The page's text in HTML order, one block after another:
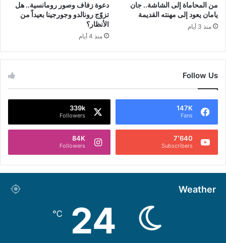
من المحاماة إلى الشاشة.. جان
يامان يعود إلى مهنته القديمة
منذ 3 أيام
دعوة زفاف وصور رومانسية.. هل
تزوّج رونالدو وجورجينا بعيداً من
الأنظار؟
منذ 4 أيام
Follow Us
147K
Fans
339k
Followers
7٬640
Subscribers
84K
Followers
Weather
24
℃